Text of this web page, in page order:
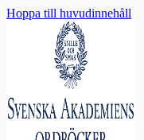
Hoppa till huvudinnehåll